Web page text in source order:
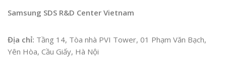
Samsung SDS R&D Center Vietnam
Địa chỉ: Tầng 14, Tòa nhà PVI Tower, 01 Phạm Văn Bạch,
Yên Hòa, Cầu Giấy, Hà Nội